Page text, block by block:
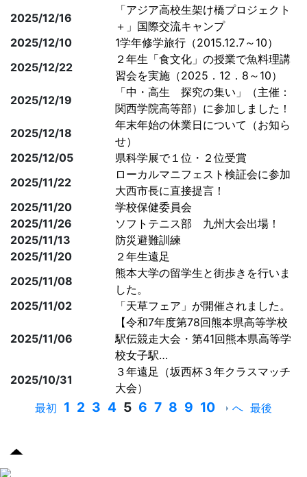
2025/12/16
「アジア高校生架け橋プロジェクト
＋」国際交流キャンプ
2025/12/10
1学年修学旅行（2015.12.7～10）
2025/12/22
２年生「食文化」の授業で魚料理講
習会を実施（2025．12．8～10）
2025/12/19
「中・高生 探究の集い」（主催：
関西学院高等部）に参加しました！
2025/12/18
年末年始の休業日について（お知ら
せ）
2025/12/05
県科学展で１位・２位受賞
2025/11/22
ローカルマニフェスト検証会に参加
大西市長に直接提言！
2025/11/20
学校保健委員会
2025/11/26
ソフトテニス部 九州大会出場！
2025/11/13
防災避難訓練
2025/11/20
２年生遠足
2025/11/08
熊本大学の留学生と街歩きを行いま
した。
2025/11/02
「天草フェア」が開催されました。
2025/11/06
【令和7年度第78回熊本県高等学校
駅伝競走大会・第41回熊本県高等学
校女子駅…
2025/10/31
３年遠足（坂西杯３年クラスマッチ
大会）
最初 1 2 3 4 5 6 7 8 9 10 へ 最後